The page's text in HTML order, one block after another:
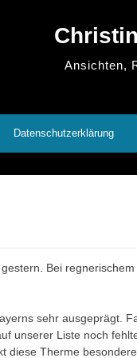
Ansichten,
Datenschutzerklärung
Bei
sehr ausgeprägt.
unserer Liste noch
diese Therme